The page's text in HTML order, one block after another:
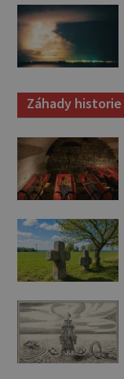
Záhady historie